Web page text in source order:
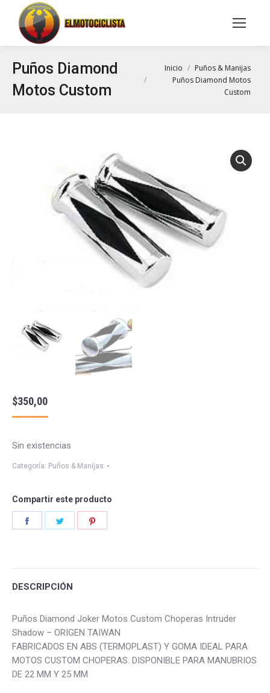
Buscar:
Puños Diamond
Motos Custom
Estás aquí:
Inicio
Puños & Manijas
Puños Diamond Motos
Custom
$350,00
Sin existencias
Categoría: Puños & Manijas
Compartir este producto
DESCRIPCIÓN
Puños Diamond Joker Motos Custom Choperas Intruder
Shadow – ORIGEN TAIWAN
FABRICADOS EN ABS (TERMOPLAST) Y GOMA IDEAL PARA
MOTOS CUSTOM CHOPERAS. DISPONIBLE PARA MANUBRIOS
DE 22 MM Y 25 MM